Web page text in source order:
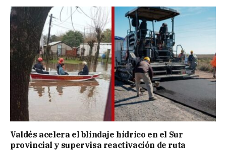
Valdés acelera el blindaje hídrico en el Sur
provincial y supervisa reactivación de ruta